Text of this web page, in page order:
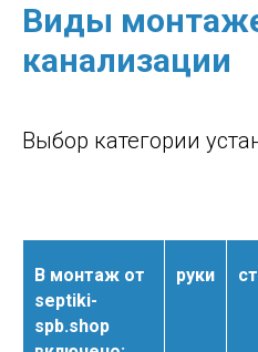
Виды
канализации
Выбор категории
В монтаж от
septiki-
spb.shop
руки